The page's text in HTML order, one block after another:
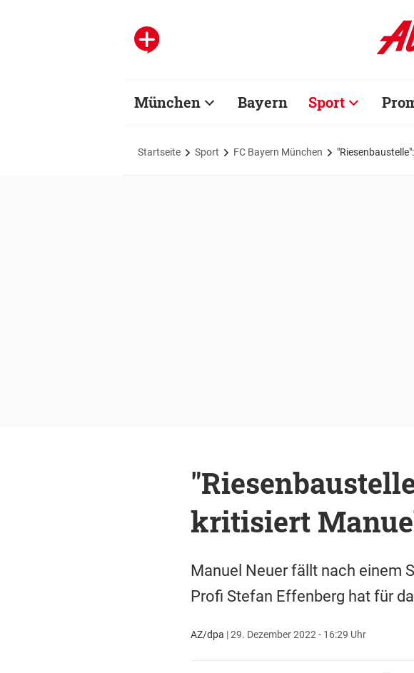
München Bayern Sport
Startseite Sport FC Bayern München
kritisiert
Manuel Neuer fällt nach einem
Profi Stefan Effenberg hat für
AZ/dpa |29. Dezember 2022 - 16:29 Uhr